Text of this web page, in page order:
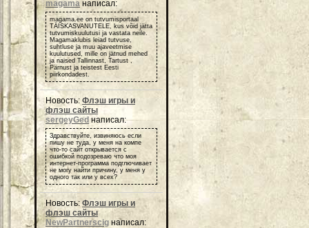
magama написал:
magama.ee on tutvumisportaal
TÄISKASVANUTELE, kus võid jätta
tutvumiskuulutusi ja vastata neile.
Magamaklubis leiad tutvuse,
suhtluse ja muu ajaveetmise
kuulutused, mille on jätnud mehed
ja naised Tallinnast, Tartust ,
Pärnust ja teistest Eesti
piirkondadest.
Новость: Флэш игры и
флэш сайты
sergeyGedнаписал:
Здравствуйте, извиняюсь если
пишу не туда, у меня на компе
что-то сайт открывается с
ошибкой подозреваю что моя
интернет-программа подглючивает
не могу найти причину, у меня у
одного так или у всех?
Новость:Флэш игры и
флэш сайты
NewPartnerscig написал: